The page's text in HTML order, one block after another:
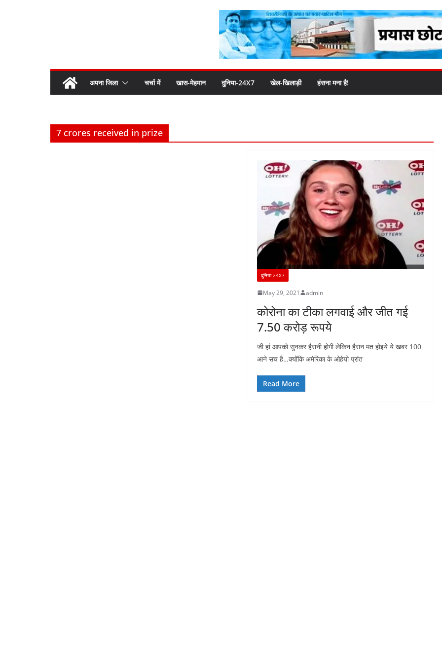
अपना जिला चर्चा में खास-मेहमान दुनिया-24X7 खेल-खिलाड़ी हंसना मना है!
7 crores received in prize
दुनिया 24X7
May 29, 2021 admin
कोरोना का टीका लगवाई और जीत गई
7.50 करोड़ रूपये
जी हां आपको सुनकर हैरानी होगी लेकिन हैरान मत होइये ये खबर 100
आने सच है…क्योंकि अमेरिका के ओहेयो प्रांत
Read More